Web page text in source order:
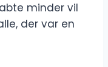
minder vil
der var en